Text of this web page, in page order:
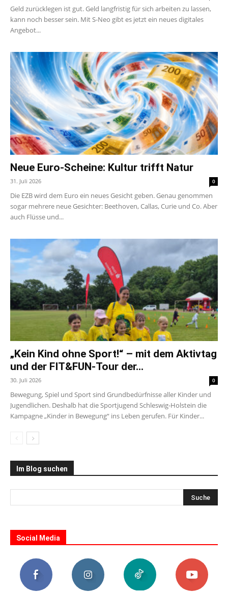
Geld zurücklegen ist gut. Geld langfristig für sich arbeiten zu lassen,
kann noch besser sein. Mit S-Neo gibt es jetzt ein neues digitales
Angebot...
Neue Euro-Scheine: Kultur trifft Natur
31. Juli 2026 0
Die EZB wird dem Euro ein neues Gesicht geben. Genau genommen
sogar mehrere neue Gesichter: Beethoven, Callas, Curie und Co. Aber
auch Flüsse und...
„Kein Kind ohne Sport!“ – mit dem Aktivtag
und der FIT&FUN-Tour der...
30. Juli 2026 0
Bewegung, Spiel und Sport sind Grundbedürfnisse aller Kinder und
Jugendlichen. Deshalb hat die Sportjugend Schleswig-Holstein die
Kampagne „Kinder in Bewegung“ ins Leben gerufen. Für Kinder...
Im Blog suchen
Social Media